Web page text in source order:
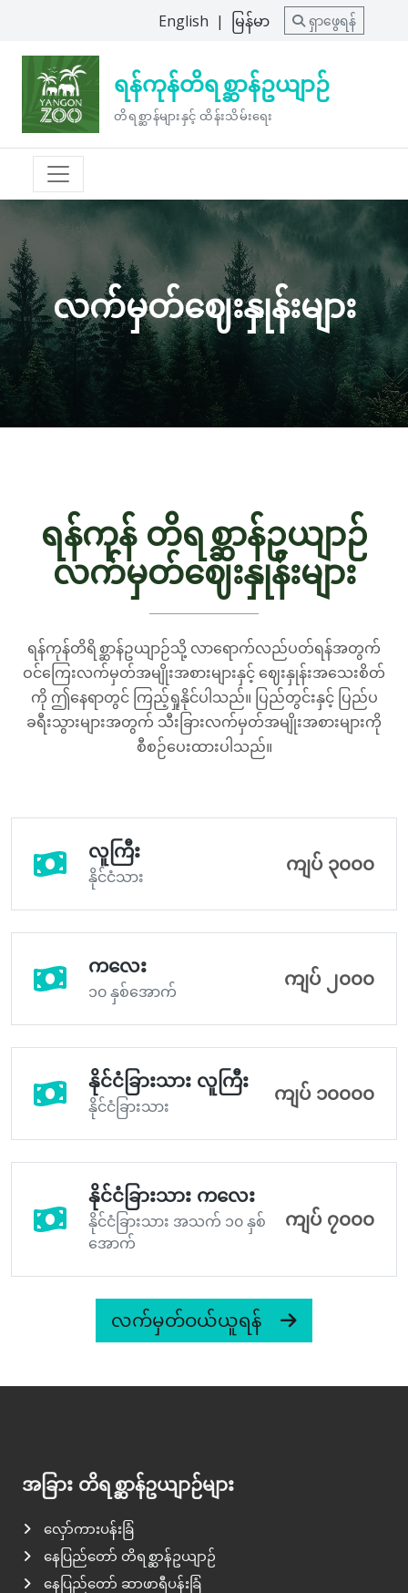
English | မြန်မာ ရှာဖွေရန်
ရန်ကုန်တိရစ္ဆာန်ဥယျာဉ်
တိရစ္ဆာန်များနှင့် ထိန်းသိမ်းရေး
လက်မှတ်ဈေးနှုန်းများ
ရန်ကုန် တိရစ္ဆာန်ဥယျာဉ်
လက်မှတ်ဈေးနှုန်းများ
ရန်ကုန်တိရိစ္ဆာန်ဥယျာဉ်သို့ လာရောက်လည်ပတ်ရန်အတွက်
ဝင်ကြေးလက်မှတ်အမျိုးအစားများနှင့် ဈေးနှုန်းအသေးစိတ်
ကို ဤနေရာတွင် ကြည့်ရှုနိုင်ပါသည်။ ပြည်တွင်းနှင့် ပြည်ပ
ခရီးသွားများအတွက် သီးခြားလက်မှတ်အမျိုးအစားများကို
စီစဉ်ပေးထားပါသည်။
လူကြီး
နိုင်ငံသား
ကျပ် ၃၀၀၀
ကလေး
၁၀ နှစ်အောက်
ကျပ် ၂၀၀၀
နိုင်ငံခြားသား လူကြီး
နိုင်ငံခြားသား
ကျပ် ၁၀၀၀၀
နိုင်ငံခြားသား ကလေး
နိုင်ငံခြားသား အသက် ၁၀ နှစ်
အောက်
ကျပ် ၇၀၀၀
လက်မှတ်ဝယ်ယူရန်
အခြား တိရစ္ဆာန်ဥယျာဉ်များ
လှော်ကားပန်းခြံ
နေပြည်တော် တိရစ္ဆာန်ဥယျာဉ်
နေပြည်တော် ဆာဖာရီပန်းခြံ